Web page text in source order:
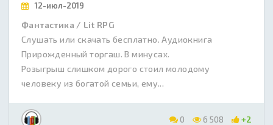
12-июл-2019
Фантастика / Lit RPG
Слушать или скачать бесплатно. Аудиокнига
Прирожденный торгаш. В минусах.
Розыгрыш слишком дорого стоил молодому
человеку из богатой семьи, ему...
0 6 508 +2